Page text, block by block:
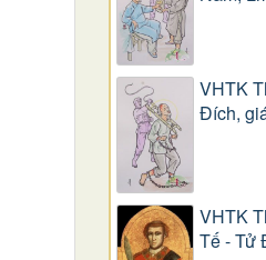
VHTK
Ðích,
VHTK
Tế - Tử